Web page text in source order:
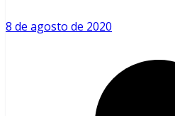
8 de agosto de 2020